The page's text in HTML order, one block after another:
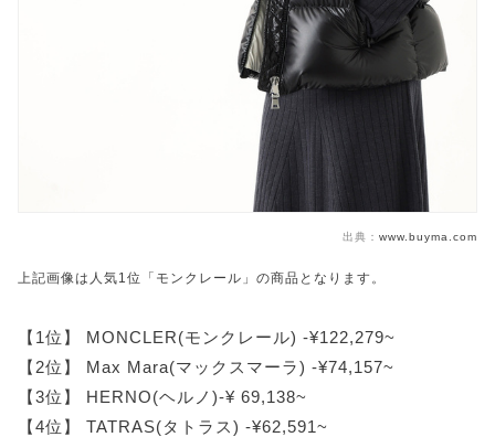
出典： www.buyma.com
上記画像は人気1位「モンクレール」の商品となります。
【1位】 MONCLER(モンクレール) -¥122,279~
【2位】 Max Mara(マックスマーラ) -¥74,157~
【3位】 HERNO(ヘルノ)-¥ 69,138~
【4位】 TATRAS(タトラス) -¥62,591~